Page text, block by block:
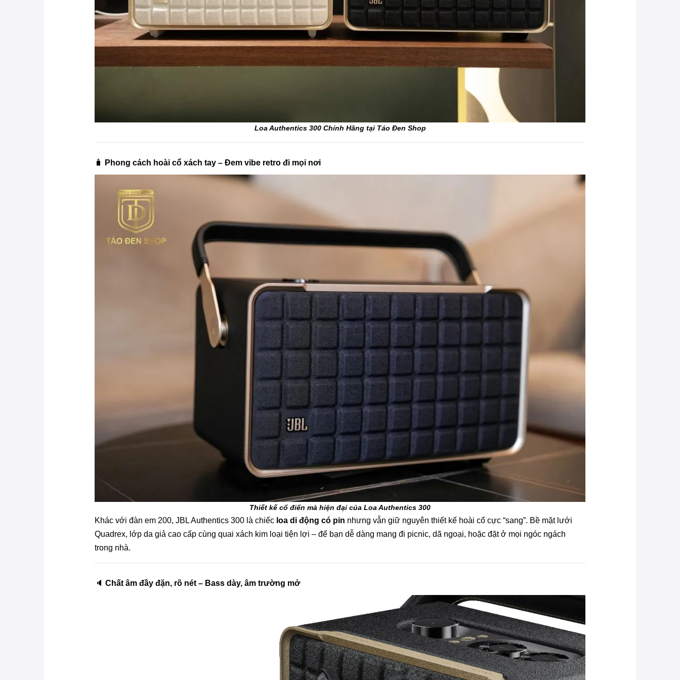
Loa Authentics 300 Chính Hãng tại Táo Đen Shop
🧳 Phong cách hoài cổ xách tay – Đem vibe retro đi mọi nơi
Thiết kế cổ điển mà hiện đại của Loa Authentics 300
Khác với đàn em 200, JBL Authentics 300 là chiếc loa di động có pin nhưng vẫn giữ nguyên thiết kế hoài cổ cực “sang”. Bề mặt lưới
Quadrex, lớp da giả cao cấp cùng quai xách kim loại tiện lợi – để bạn dễ dàng mang đi picnic, dã ngoại, hoặc đặt ở mọi ngóc ngách
trong nhà.
🔈 Chất âm đầy đặn, rõ nét – Bass dày, âm trường mở